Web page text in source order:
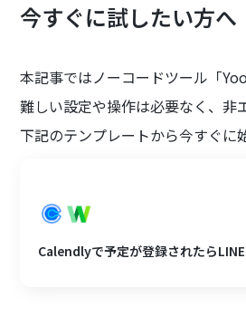
今すぐに試したい方へ
本記事ではノーコードツール「
難しい設定や操作は必要なく、非
下記のテンプレートから今すぐに
Calendlyで予定が登録されたら